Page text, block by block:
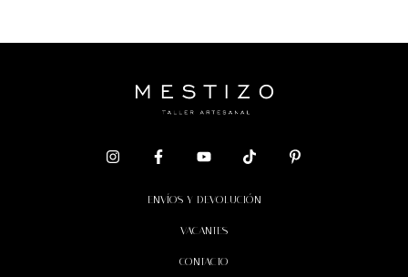
ENVÍOS Y DEVOLUCIÓN
VACANTES
CONTACTO